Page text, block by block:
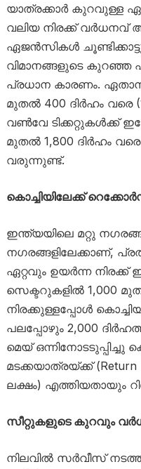
യാത്രക്കാർ കുറവുള്ള
വലിയ നിരക്ക്
ഏജൻസികൾ
വിമാനങ്ങളുടെ കുറഞ്ഞ
പ്രധാന കാരണം.
മുതൽ 400 ദിർഹം വരെ
വൺവേ ടിക്കറ്റുകൾക്ക്
മുതൽ 1,800 ദിർഹം
വരുന്നുണ്ട്.
കൊച്ചിയിലേക്ക്
ഇന്ത്യയിലെ മറ്റു
നഗരങ്ങളിലേക്കാണ്,
ഏറ്റവും ഉയർന്ന
സെക്ടറുകളിൽ 1,000
നിരക്കുള്ളപ്പോൾ
പലപ്പോഴും 2,000
മെയ് ഒന്നിനോടടുപ്പിച്ചു
മടക്കയാത്രയ്ക്ക് (Return
ലക്ഷം) എത്തിയതായും
സീറ്റുകളുടെ കുറവും
നിലവിൽ സർവീസ്